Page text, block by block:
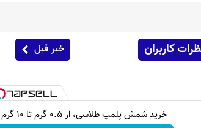
کاربران خبر قبل
خرید شمش پلمپ طلاسی، از ۰.۵ گرم تا ۱۰ گرم